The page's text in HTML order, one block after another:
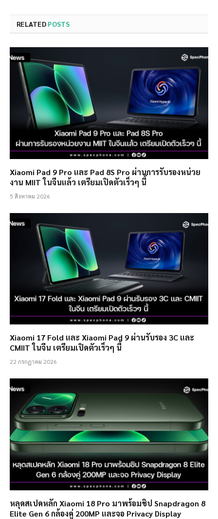
RELATED POSTS
Xiaomi Pad 9 Pro และ Pad 8S Pro ผ่านการรับรองหน่วย
งาน MIIT ในจีนแล้ว เตรียมเปิดตัวเร็วๆ นี้
5 สิงหาคม 2026
Xiaomi 17 Fold และ Xiaomi Pad 9 ผ่านรับรอง 3C และ
CMIIT ในจีน เตรียมเปิดตัวเร็วๆ นี้
22 กรกฎาคม 2026
หลุดสเปคหลัก Xiaomi 18 Pro มาพร้อมชิป Snapdragon 8
Elite Gen 6 กล้องคู่ 200MP และจอ Privacy Display